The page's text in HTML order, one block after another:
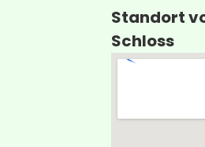
Standort
Schloss